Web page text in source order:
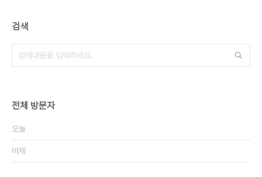
검색
전체 방문자
오늘
어제